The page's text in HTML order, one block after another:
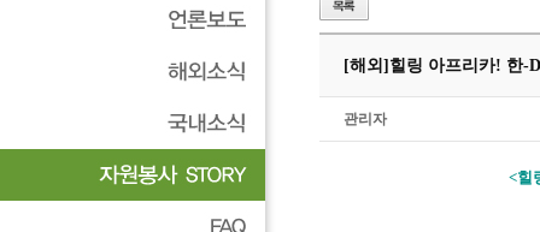
[해외] 힐링 아프리카! 한-
관리자
<힐